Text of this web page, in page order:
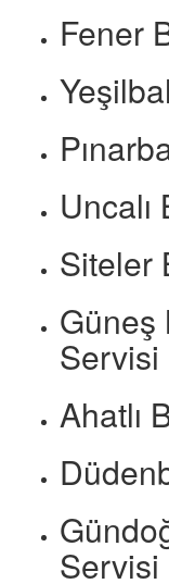
Fener
Siteler
Güneş
Servisi
Ahatlı
Servisi